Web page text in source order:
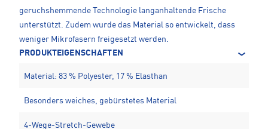
geruchshemmende Technologie langanhaltende Frische
unterstützt. Zudem wurde das Material so entwickelt, dass
weniger Mikrofasern freigesetzt werden.
PRODUKTEIGENSCHAFTEN
Material: 83 % Polyester, 17 % Elasthan
Besonders weiches, gebürstetes Material
4-Wege-Stretch-Gewebe